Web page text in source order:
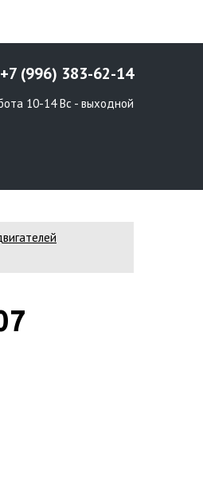
+7 (996) 383-62-14
10-14 Вс - выходной